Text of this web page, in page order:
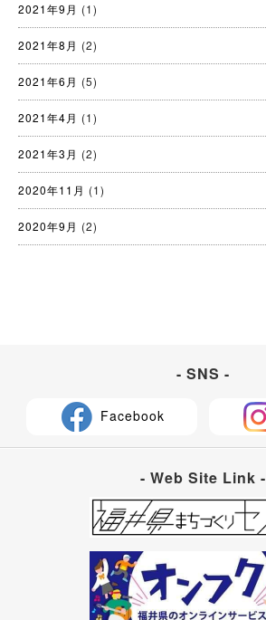
2021年9月 (1)
2021年8月 (2)
2021年6月 (5)
2021年4月 (1)
2021年3月 (2)
2020年11月 (1)
2020年9月 (2)
- SNS -
Facebook
- Web Site Link -